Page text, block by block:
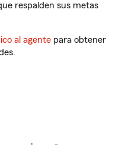
respalden sus metas
al agente para obtener